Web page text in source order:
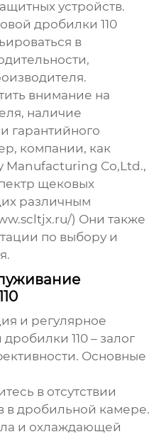
устройств.
дробилки 110
в
внимание на
наличие
гарантийного
компании, как
Manufacturing Co,Ltd.,
щековых
различным
) Они также
по выбору и
и регулярное
110 – залог
Основные
в отсутствии
в дробильной камере.
и охлаждающей